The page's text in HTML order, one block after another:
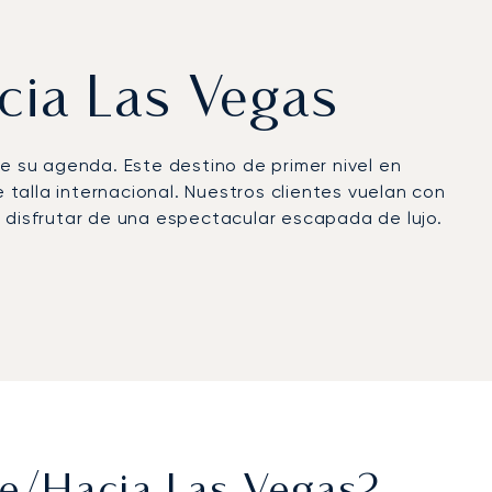
Las Vegas
su agenda. Este destino de primer nivel en
internacional. Nuestros clientes vuelan con
de una espectacular escapada de lujo.
trabajar o incluso celebrar en una